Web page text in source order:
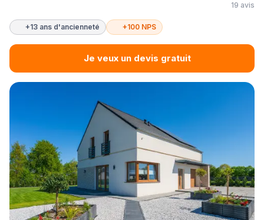
19 avis
+13 ans d'ancienneté +100 NPS
Je veux un devis gratuit